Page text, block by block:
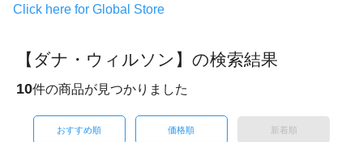
Click here for Global Store
【ダナ・ウィルソン】の検索結果
10件の商品が見つかりました
おすすめ順 価格順 新着順